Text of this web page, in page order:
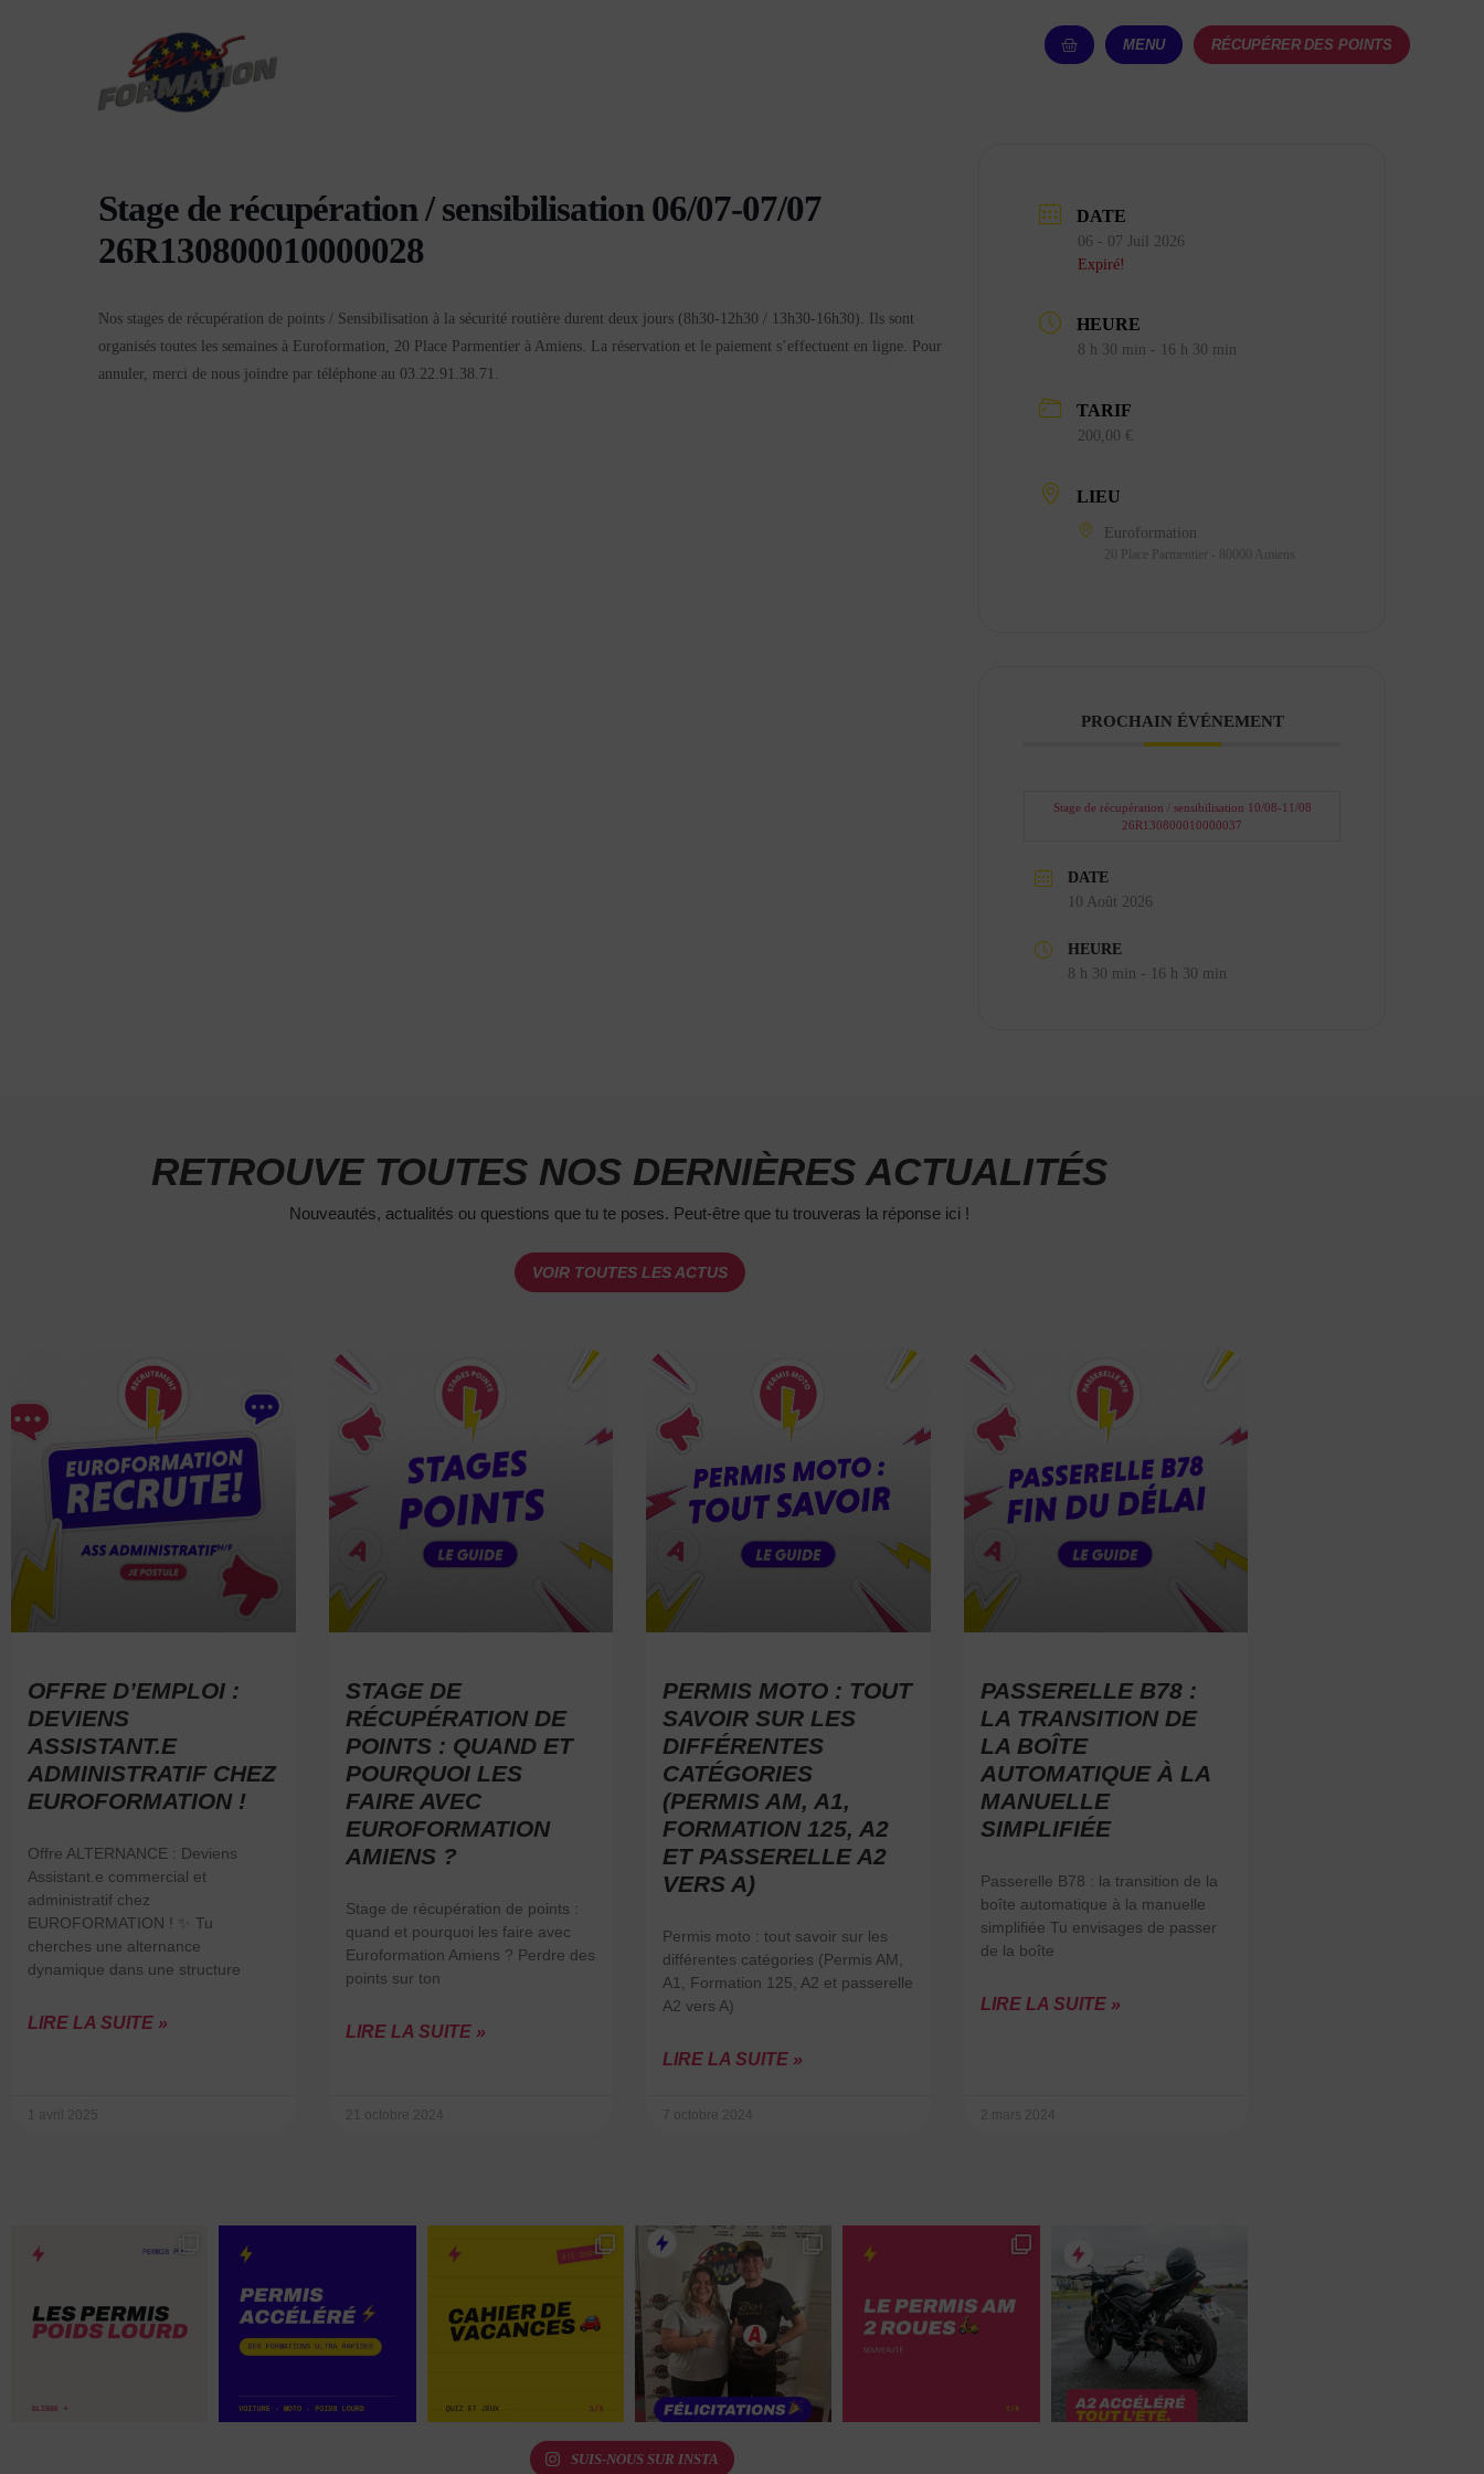
MENU RÉCUPÉRER DES POINTS
Stage de récupération / sensibilisation 06/07-07/07
26R130800010000028
Nos stages de récupération de points / Sensibilisation à la sécurité routière durent deux jours (8h30-12h30 / 13h30-16h30). Ils sont
organisés toutes les semaines à Euroformation, 20 Place Parmentier à Amiens. La réservation et le paiement s’effectuent en ligne. Pour
annuler, merci de nous joindre par téléphone au 03.22.91.38.71.
DATE
06 - 07 Juil 2026
Expiré!
HEURE
8 h 30 min - 16 h 30 min
TARIF
200,00 €
LIEU
Euroformation
20 Place Parmentier - 80000 Amiens
PROCHAIN ÉVÉNEMENT
Stage de récupération / sensibilisation 10/08-11/08
26R130800010000037
DATE
10 Août 2026
HEURE
8 h 30 min - 16 h 30 min
RETROUVE TOUTES NOS DERNIÈRES ACTUALITÉS
Nouveautés, actualités ou questions que tu te poses. Peut-être que tu trouveras la réponse ici !
VOIR TOUTES LES ACTUS
OFFRE D’EMPLOI :
DEVIENS
ASSISTANT.E
ADMINISTRATIF CHEZ
EUROFORMATION !
Offre ALTERNANCE : Deviens
Assistant.e commercial et
administratif chez
EUROFORMATION ! ✨ Tu
cherches une alternance
dynamique dans une structure
LIRE LA SUITE »
1 avril 2025
STAGE DE
RÉCUPÉRATION DE
POINTS : QUAND ET
POURQUOI LES
FAIRE AVEC
EUROFORMATION
AMIENS ?
Stage de récupération de points :
quand et pourquoi les faire avec
Euroformation Amiens ? Perdre des
points sur ton
LIRE LA SUITE »
21 octobre 2024
PERMIS MOTO : TOUT
SAVOIR SUR LES
DIFFÉRENTES
CATÉGORIES
(PERMIS AM, A1,
FORMATION 125, A2
ET PASSERELLE A2
VERS A)
Permis moto : tout savoir sur les
différentes catégories (Permis AM,
A1, Formation 125, A2 et passerelle
A2 vers A)
LIRE LA SUITE »
7 octobre 2024
PASSERELLE B78 :
LA TRANSITION DE
LA BOÎTE
AUTOMATIQUE À LA
MANUELLE
SIMPLIFIÉE
Passerelle B78 : la transition de la
boîte automatique à la manuelle
simplifiée Tu envisages de passer
de la boîte
LIRE LA SUITE »
2 mars 2024
SUIS-NOUS SUR INSTA